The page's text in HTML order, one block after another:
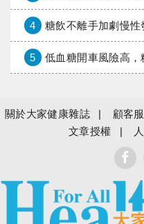
4 糖飲不離手加劇慢性發
5 低血糖開車風險高，
關於大家健康雜誌 顧客
文章授權